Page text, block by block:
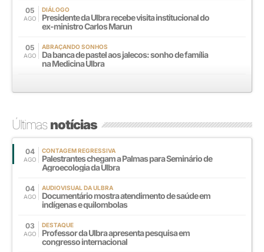
05
AGO
DIÁLOGO
Presidente da Ulbra recebe visita institucional do
ex-ministro Carlos Marun
05
AGO
ABRAÇANDO SONHOS
Da banca de pastel aos jalecos: sonho de família
na Medicina Ulbra
Últimasnotícias
04
AGO
CONTAGEM REGRESSIVA
Palestrantes chegam a Palmas para Seminário de
Agroecologia da Ulbra
04
AGO
AUDIOVISUAL DA ULBRA
Documentário mostra atendimento de saúde em
indígenas e quilombolas
03
AGO
DESTAQUE
Professor da Ulbra apresenta pesquisa em
congresso internacional